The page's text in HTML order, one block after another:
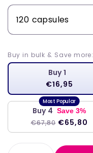
Buy in bulk & Save more:
Buy 1
€16,95
Buy 4 Save 3%
€67,80 €65,80